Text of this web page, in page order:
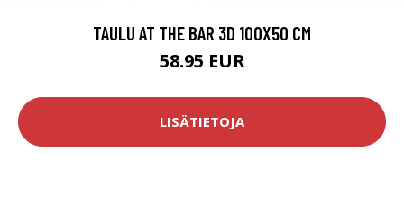
TAULU AT THE BAR 3D 100X50 CM
58.95 EUR
LISÄTIETOJA